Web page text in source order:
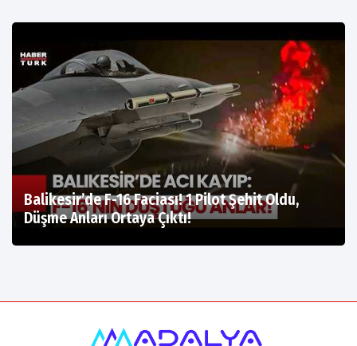
Balikesir’de F-16 Faciası! 1 Pilot Şehit Oldu,
Düşme Anları Ortaya Çıktı!